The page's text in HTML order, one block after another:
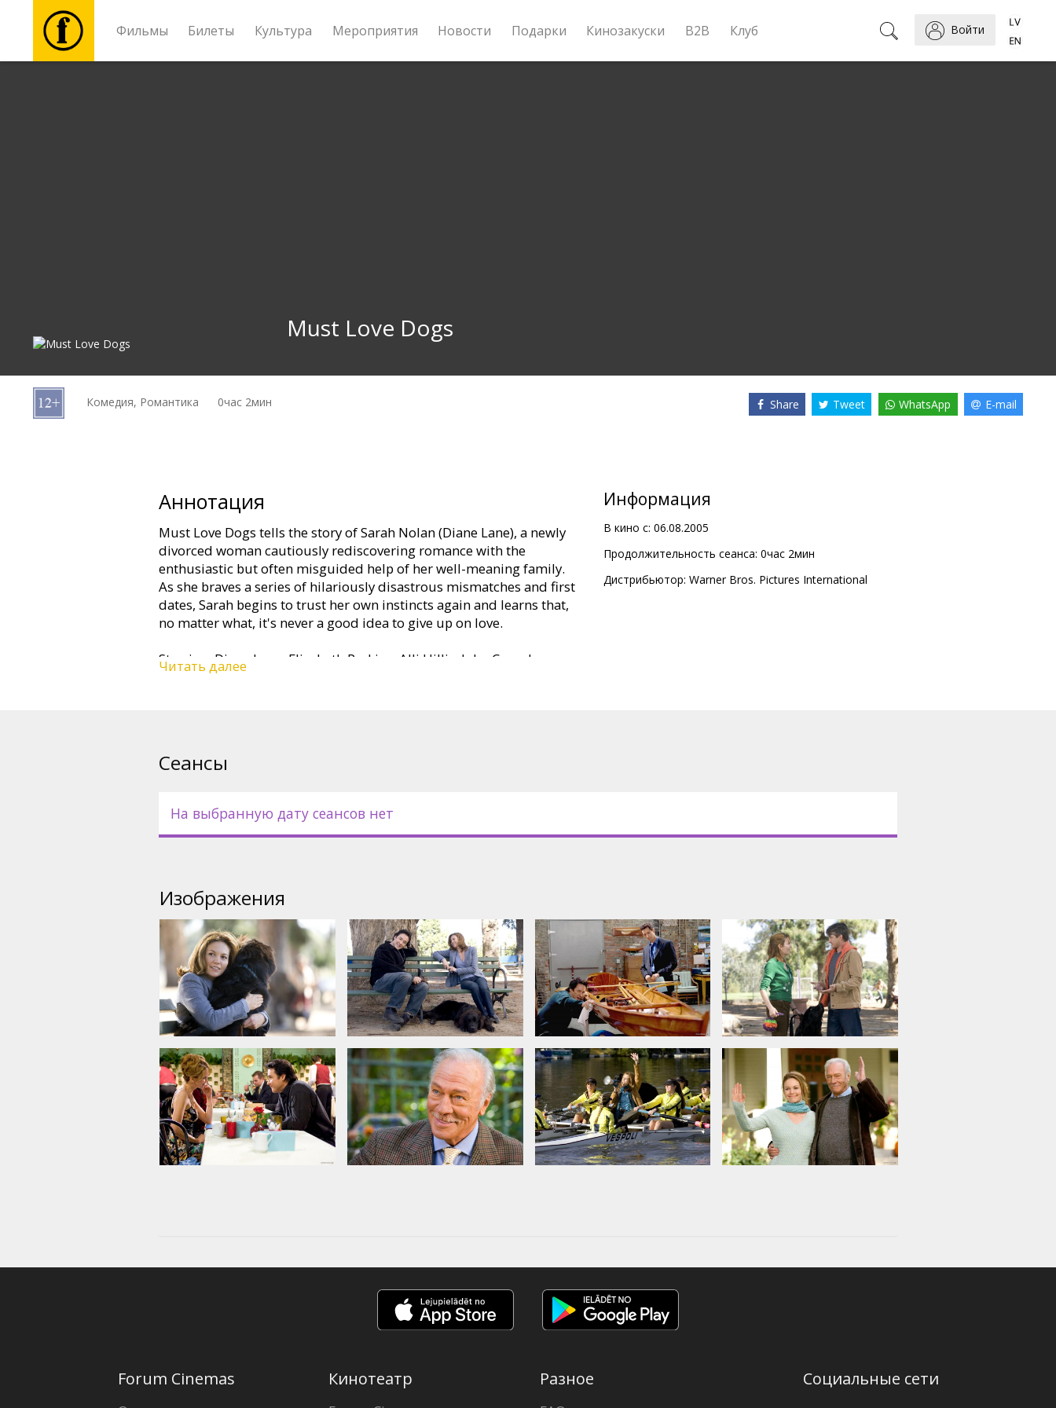
Фильмы Билеты Культура Мероприятия Новости Подарки Кинозакуски B2B Клуб Войти
B2B
Must Love Dogs
Комедия, Романтика 0час 2мин Share Tweet WhatsApp E-mail
Аннотация
Must Love Dogs tells the story of Sarah Nolan (Diane Lane), a newly
divorced woman cautiously rediscovering romance with the
enthusiastic but often misguided help of her well-meaning family.
As she braves a series of hilariously disastrous mismatches and first
dates, Sarah begins to trust her own instincts again and learns that,
no matter what, it's never a good idea to give up on love.
Starring: Diane Lane, Elizabeth Perkins, Alli Hillis, John Cusack,
Christopher Plummer, Stockard Channing, Dermot Mulroney, Julie
Читать далее
Информация
В кино с: 06.08.2005
Продолжительность сеанса: 0час 2мин
Дистрибьютор: Warner Bros. Pictures International
Сеансы
На выбранную дату сеансов нет
Изображения
Forum Cinemas Кинотеатр Разное Социальные сети